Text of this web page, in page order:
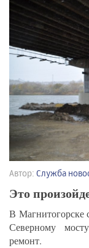
Автор: Служба
Это
В Магнитогорске
Северному
ремонт.